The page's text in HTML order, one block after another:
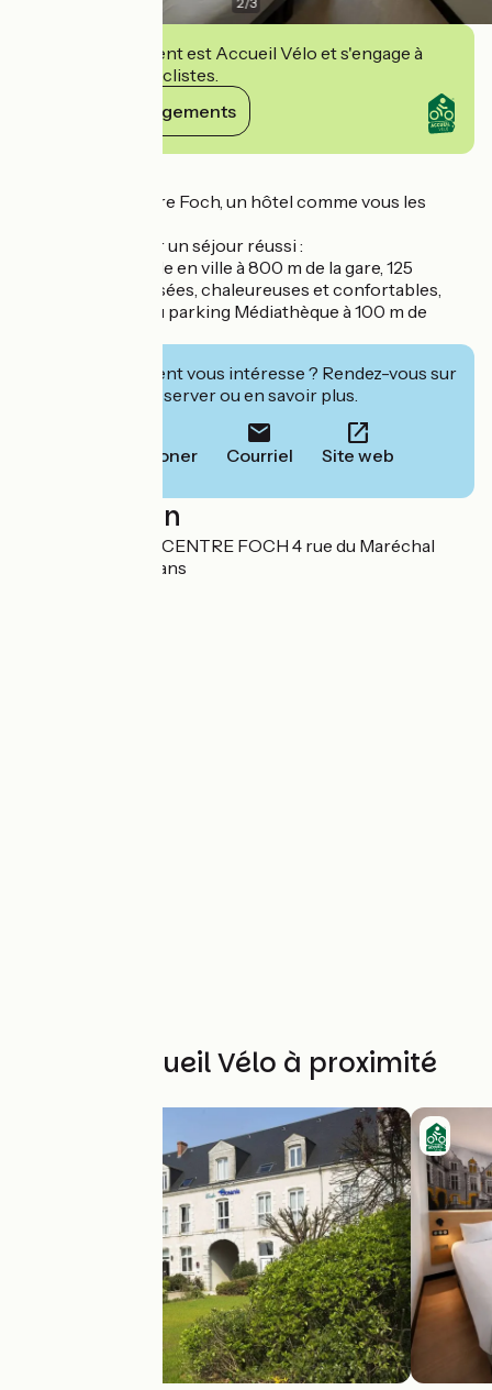
Cet établissement est Accueil Vélo et s'engage à
accueillir des cyclistes.
Voir ses engagements
Ibis Orléans Centre Foch, un hôtel comme vous les
Des services pour un séjour réussi :
une situation idéale en ville à 800 m de la gare, 125
chambres climatisées, chaleureuses et confortables,
accès privilégié au parking Médiathèque à 100 m de
Cet établissement vous intéresse ? Rendez-vous sur
leur site pour réserver ou en savoir plus.
Téléphoner Courriel Site web
Localisation
BBHO ORLEANS CENTRE FOCH 4 rue du Maréchal
Foch 45000 Orléans
Autres Accueil Vélo à proximité